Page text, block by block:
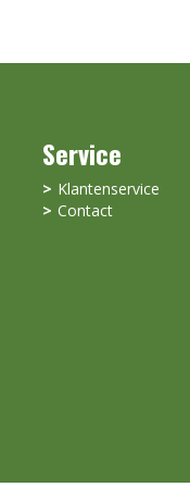
Service
Klantenservice
Contact